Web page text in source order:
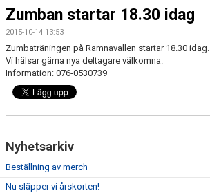
HEM
NYHETER
FÖRENINGEN
KALENDER
NÄRA NORRBY
Zumban startar 18.30 idag
2015-10-14 13:53
Zumbaträningen på Ramnavallen startar 18.30 idag.
Vi hälsar gärna nya deltagare välkomna.
Information: 076-0530739
Nyhetsarkiv
Beställning av merch
Nu släpper vi årskorten!